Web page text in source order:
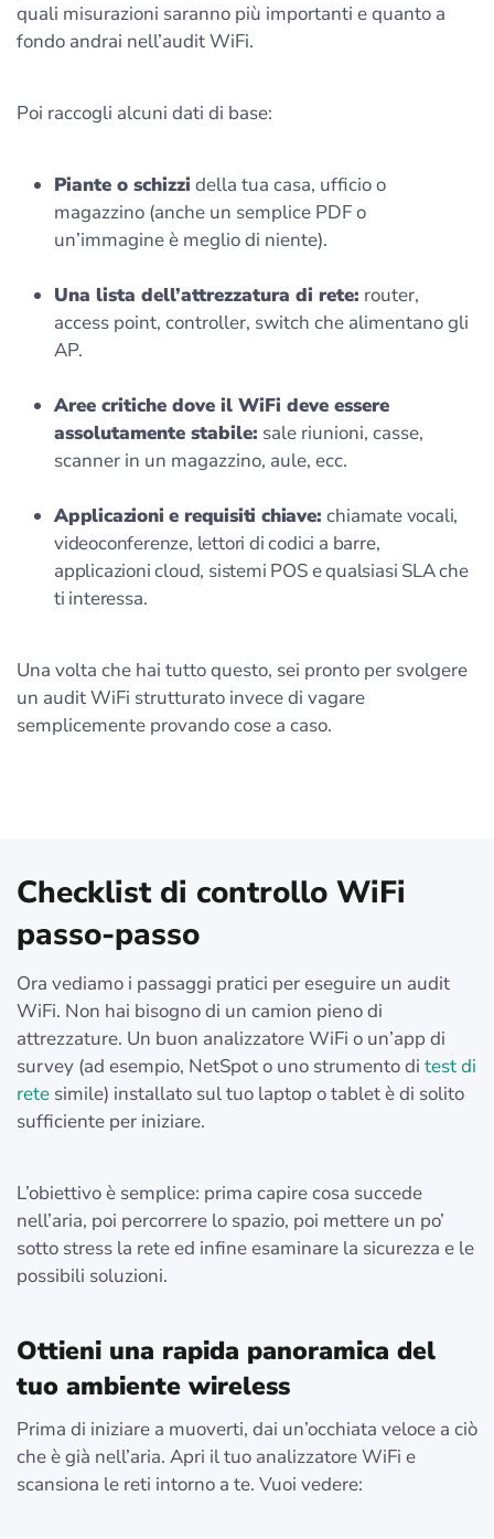
quali misurazioni saranno più importanti e quanto a
fondo andrai nell’audit WiFi.
Poi raccogli alcuni dati di base:
Piante o schizzi della tua casa, ufficio o
magazzino (anche un semplice PDF o
un’immagine è meglio di niente).
Una lista dell’attrezzatura di rete: router,
access point, controller, switch che alimentano gli
AP.
Aree critiche dove il WiFi deve essere
assolutamente stabile: sale riunioni, casse,
scanner in un magazzino, aule, ecc.
Applicazioni e requisiti chiave:chiamate vocali,
videoconferenze, lettori di codici a barre,
applicazioni cloud, sistemi POS e qualsiasi SLA che
ti interessa.
Una volta che hai tutto questo, sei pronto per svolgere
un audit WiFi strutturato invece di vagare
semplicemente provando cose a caso.
Checklist di controllo WiFi
passo-passo
Ora vediamo i passaggi pratici per eseguire un audit
WiFi. Non hai bisogno di un camion pieno di
attrezzature. Un buon analizzatore WiFi o un’app di
survey (ad esempio, NetSpot o uno strumento di test di
rete simile) installato sul tuo laptop o tablet è di solito
sufficiente per iniziare.
L’obiettivo è semplice: prima capire cosa succede
nell’aria, poi percorrere lo spazio, poi mettere un po’
sotto stress la rete ed infine esaminare la sicurezza e le
possibili soluzioni.
Ottieni una rapida panoramica del
tuo ambiente wireless
Prima di iniziare a muoverti, dai un’occhiata veloce a ciò
che è già nell’aria. Apri il tuo analizzatore WiFi e
scansiona le reti intorno a te. Vuoi vedere: